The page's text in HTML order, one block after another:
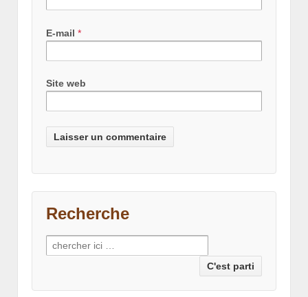
E-mail *
Site web
Recherche
Recherche pour: